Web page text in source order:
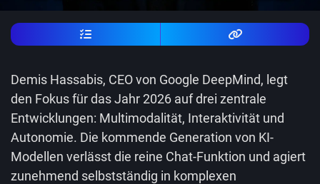
Demis Hassabis, CEO von Google DeepMind, legt
den Fokus für das Jahr 2026 auf drei zentrale
Entwicklungen: Multimodalität, Interaktivität und
Autonomie. Die kommende Generation von KI-
Modellen verlässt die reine Chat-Funktion und agiert
zunehmend selbstständig in komplexen